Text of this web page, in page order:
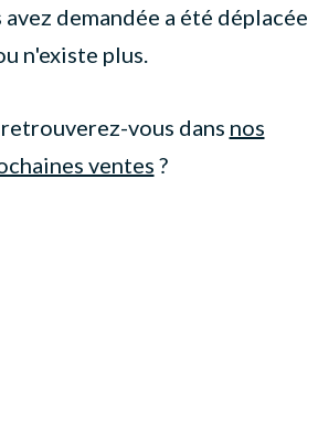
avez demandée a été déplacée
n'existe plus.
vous dans nos
ventes ?